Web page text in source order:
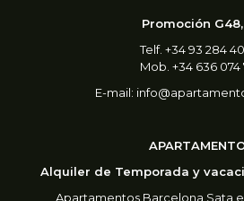
Promoción
Telf. +34 93 284
Mob. +34 636 074
E-mail:
Alquiler de Temporada y
Apartamentos Barcelona Sata